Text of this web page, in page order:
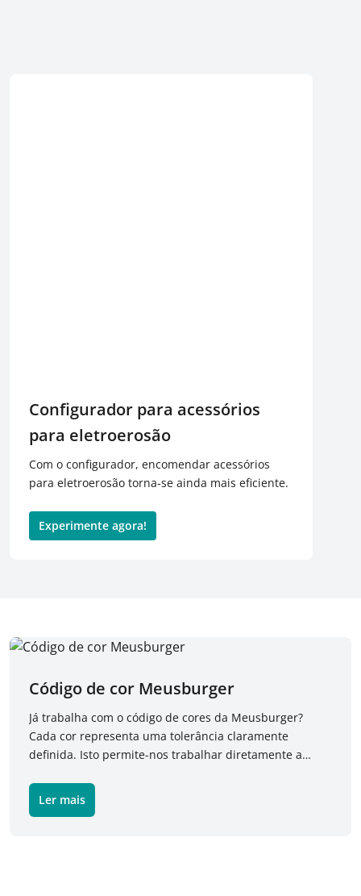
Configurador para acessórios
para eletroerosão
Com o configurador, encomendar acessórios
para eletroerosão torna-se ainda mais eficiente.
Experimente agora!
Código de cor Meusburger
Já trabalha com o código de cores da Meusburger?
Cada cor representa uma tolerância claramente
definida. Isto permite-nos trabalhar diretamente a
3D no fabrico de moldes, cunhos e cortantes.
Ler mais